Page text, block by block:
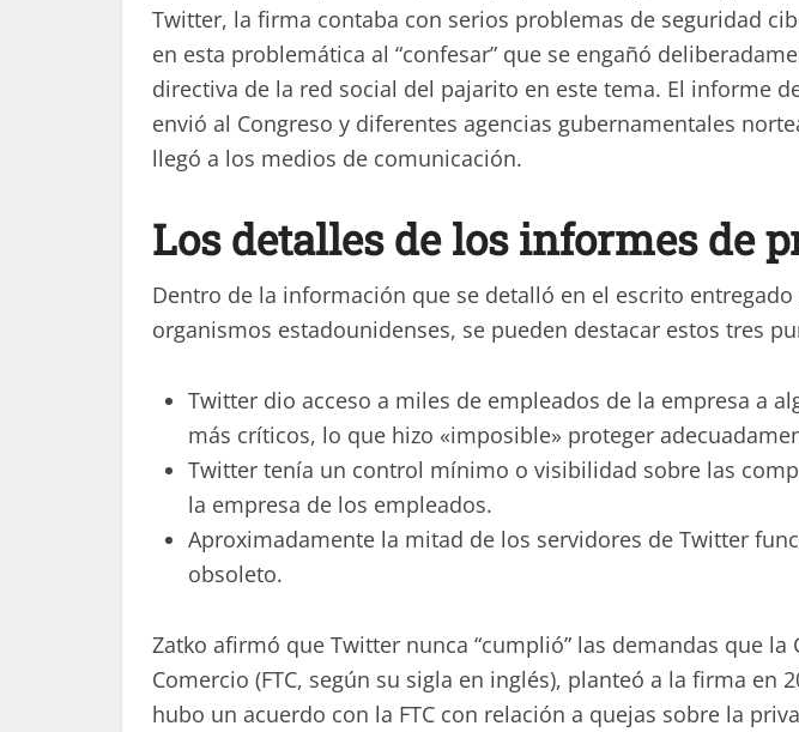
Twitter, la firma contaba con serios problemas de seguridad
en esta problemática al “confesar” que se engañó
directiva de la red social del pajarito en este tema. El informe
envió al Congreso y diferentes agencias gubernamentales
llegó a los medios de comunicación.
Los detalles de los informes de
Dentro de la información que se detalló en el escrito entregado
organismos estadounidenses, se pueden destacar estos tres
Twitter dio acceso a miles de empleados de la empresa a
más críticos, lo que hizo «imposible» proteger
Twitter tenía un control mínimo o visibilidad sobre las
la empresa de los empleados.
Aproximadamente la mitad de los servidores de Twitter
obsoleto.
Zatko afirmó que Twitter nunca “cumplió” las demandas que la
Comercio (FTC, según su sigla en inglés), planteó a la firma en
hubo un acuerdo con la FTC con relación a quejas sobre la